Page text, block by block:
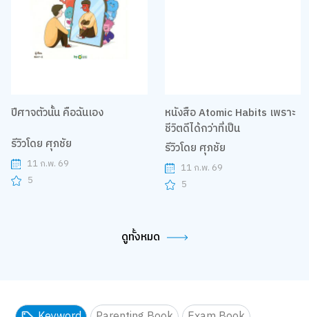
ปีศาจตัวนั้น คือฉันเอง
รีวิวโดย ศุภชัย
11 ก.พ. 69
5
หนังสือ Atomic Habits เพราะ
ชีวิตดีได้กว่าที่เป็น
รีวิวโดย ศุภชัย
11 ก.พ. 69
5
ดูทั้งหมด